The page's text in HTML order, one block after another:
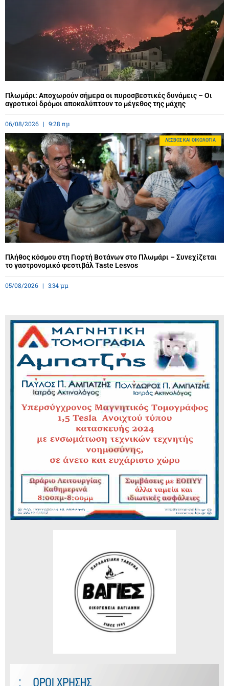
Πλωμάρι: Αποχωρούν σήμερα οι πυροσβεστικές δυνάμεις – Οι
αγροτικοί δρόμοι αποκαλύπτουν το μέγεθος της μάχης
06/08/2026 9:28 πμ
ΛΈΣΒΟΣ ΚΑΙ ΟΙΚΟΛΟΓΊΑ
Πλήθος κόσμου στη Γιορτή Βοτάνων στο Πλωμάρι – Συνεχίζεται
το γαστρονομικό φεστιβάλ Taste Lesvos
05/08/2026 3:34 μμ